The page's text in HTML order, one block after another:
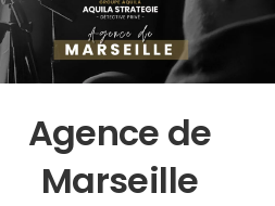
Agence de
Marseille